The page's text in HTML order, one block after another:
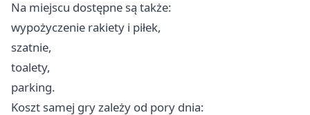
Na miejscu dostępne są także:
wypożyczenie rakiety i piłek,
szatnie,
toalety,
parking.
Koszt samej gry zależy od pory dnia: